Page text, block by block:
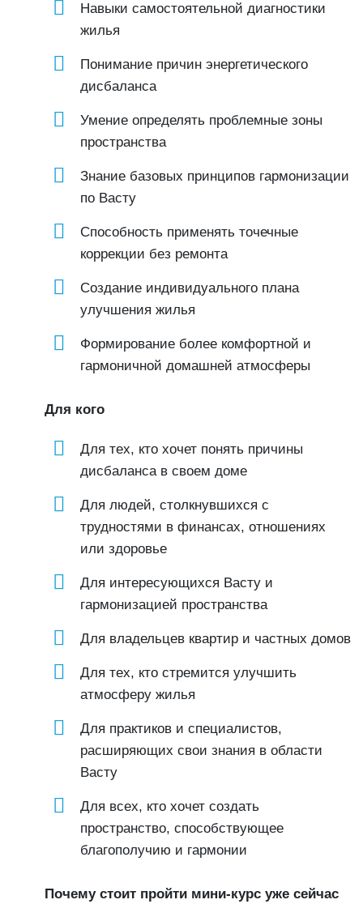
Навыки самостоятельной диагностики
жилья
Понимание причин энергетического
дисбаланса
Умение определять проблемные зоны
пространства
Знание базовых принципов гармонизации
по Васту
Способность применять точечные
коррекции без ремонта
Создание индивидуального плана
улучшения жилья
Формирование более комфортной и
гармоничной домашней атмосферы
Для кого
Для тех, кто хочет понять причины
дисбаланса в своем доме
Для людей, столкнувшихся с
трудностями в финансах, отношениях
или здоровье
Для интересующихся Васту и
гармонизацией пространства
Для владельцев квартир и частных домов
Для тех, кто стремится улучшить
атмосферу жилья
Для практиков и специалистов,
расширяющих свои знания в области
Васту
Для всех, кто хочет создать
пространство, способствующее
благополучию и гармонии
Почему стоит пройти мини-курс уже сейчас